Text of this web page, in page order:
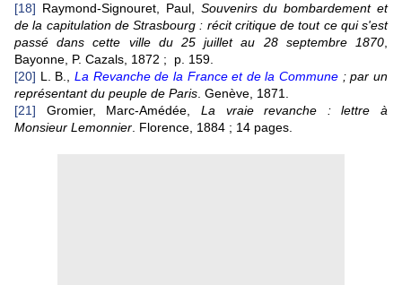
[18] Raymond-Signouret, Paul, Souvenirs du bombardement et
de la capitulation de Strasbourg : récit critique de tout ce qui s'est
passé dans cette ville du 25 juillet au 28 septembre 1870
Bayonne, P. Cazals, 1872 ; p. 159.
[20] L. B., La Revanche de la France et de la Commune ; par un
représentant du peuple de Paris . Genève, 1871.
[21]
Gromier, Marc-Amédée, La vraie revanche : lettre à
Monsieur Lemonnier . Florence, 1884 ; 14 pages.